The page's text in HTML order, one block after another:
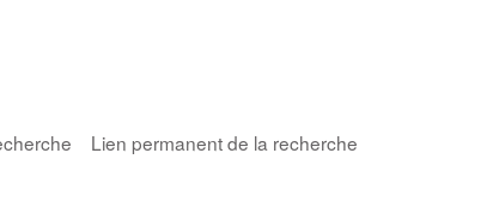
Lien permanent de la recherche